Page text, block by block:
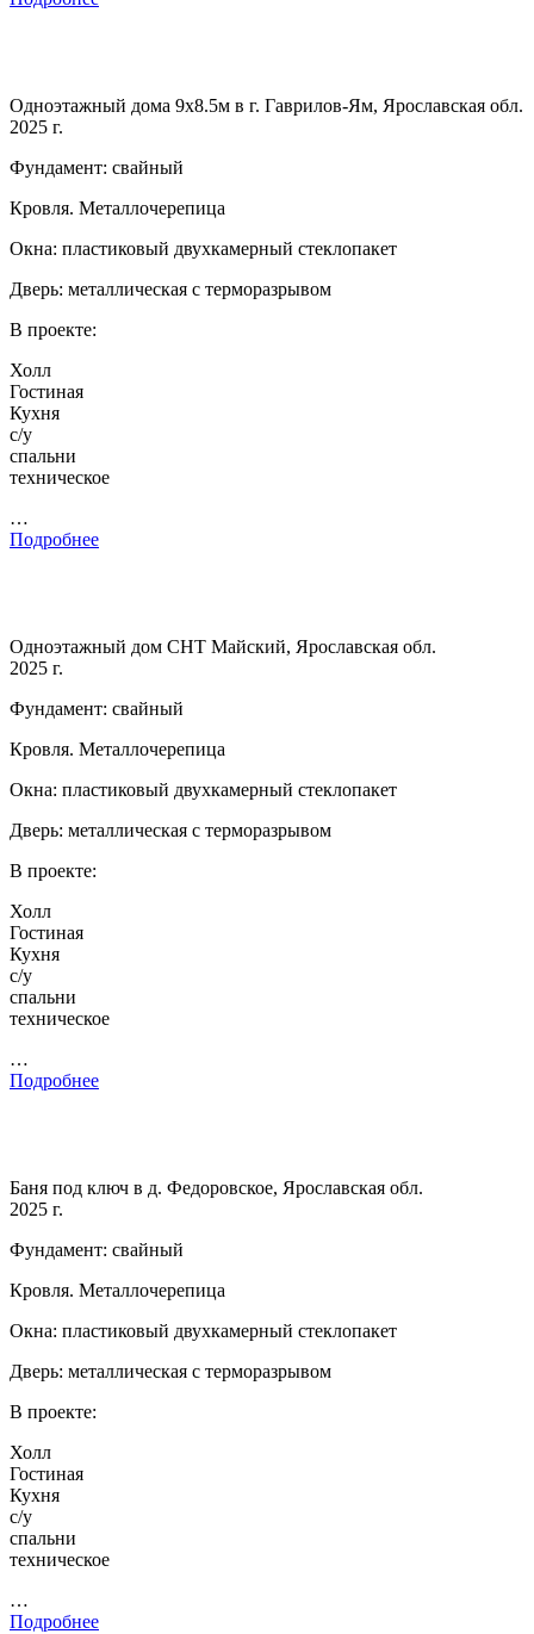
Одноэтажный дома 9х8.5м в г. Гаврилов-Ям, Ярославская обл.
2025 г.
Фундамент: свайный
Кровля. Металлочерепица
Окна: пластиковый двухкамерный стеклопакет
Дверь: металлическая с терморазрывом
В проекте:
Холл
Гостиная
Кухня
с/у
спальни
техническое
…
Подробнее
Одноэтажный дом СНТ Майский, Ярославская обл.
2025 г.
Фундамент: свайный
Кровля. Металлочерепица
Окна: пластиковый двухкамерный стеклопакет
Дверь: металлическая с терморазрывом
В проекте:
Холл
Гостиная
Кухня
с/у
спальни
техническое
…
Подробнее
Баня под ключ в д. Федоровское, Ярославская обл.
2025 г.
Фундамент: свайный
Кровля. Металлочерепица
Окна: пластиковый двухкамерный стеклопакет
Дверь: металлическая с терморазрывом
В проекте:
Холл
Гостиная
Кухня
с/у
спальни
техническое
…
Подробнее